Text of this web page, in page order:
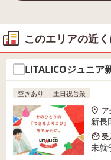
このエリアの近
LITALICOジュニア
空きあり 土日祝営業
ア
新長
受
未就